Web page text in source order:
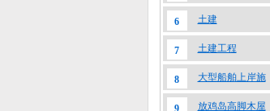
6 土建
7 土建工程
8 大型船舶上岸施
9 放鸡岛高脚木屋